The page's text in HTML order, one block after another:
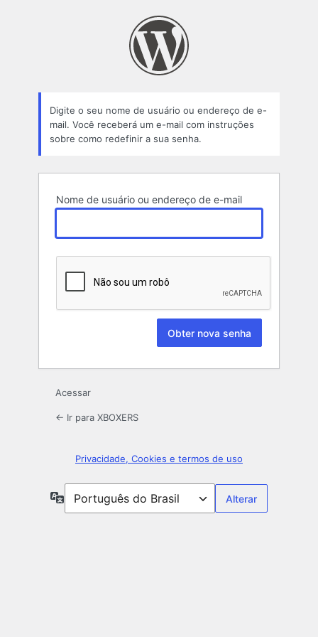
Digite o seu nome de usuário ou endereço de e-
mail. Você receberá um e-mail com instruções
sobre como redefinir a sua senha.
Nome de usuário ou endereço de e-mail
Acessar
← Ir para XBOXERS
Privacidade, Cookies e termos de uso
Idioma